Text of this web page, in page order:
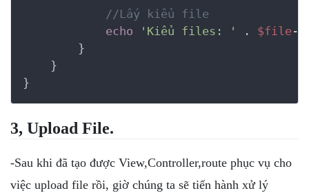
//Lấy kiểu file
echo
'Kiểu files: ' . $file-
        }
    }
3, Upload File.
-Sau khi đã tạo được View,Controller,route phục vụ cho
việc upload file rồi, giờ chúng ta sẽ tiến hành xử lý